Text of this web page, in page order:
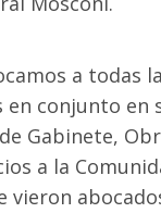
a todas
conjunto en
Gabinete,
a la
vieron